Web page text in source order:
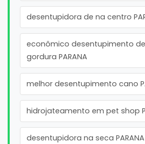
desentupidora de na centro
econômico desentupimento
gordura PARANA
melhor desentupimento cano
hidrojateamento em pet shop
desentupidora na seca PARANA